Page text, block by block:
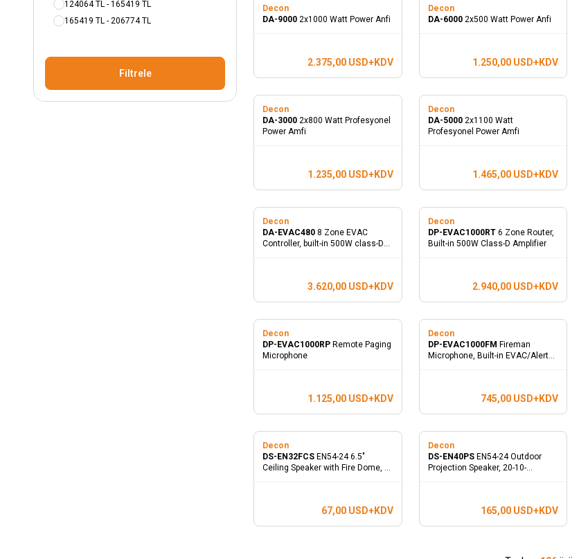
124064 TL - 165419 TL
165419 TL - 206774 TL
Filtrele
Decon
DA-9000 2x1000 Watt Power Anfi
2.375,00USD+KDV
Decon
DA-6000 2x500 Watt Power Anfi
1.250,00 USD+KDV
Decon
DA-3000 2x800 Watt Profesyonel
Power Amfi
1.235,00USD+KDV
Decon
DA-5000 2x1100 Watt
Profesyonel Power Amfi
1.465,00 USD+KDV
Decon
DA-EVAC480 8 Zone EVAC
Controller, built-in 500W class-D
3.620,00USD+KDV
Decon
DP-EVAC1000RT 6 Zone Router,
Built-in 500W Class-D Amplifier
2.940,00 USD+KDV
Decon
DP-EVAC1000RP Remote Paging
Microphone
1.125,00USD+KDV
Decon
DP-EVAC1000FM Fireman
Microphone, Built-in EVAC/Alert
745,00 USD+KDV
Decon
DS-EN32FCS EN54-24 6.5"
Ceiling Speaker with Fire Dome, 6-
67,00USD+KDV
Decon
DS-EN40PS EN54-24 Outdoor
Projection Speaker, 20-10-
165,00 USD+KDV